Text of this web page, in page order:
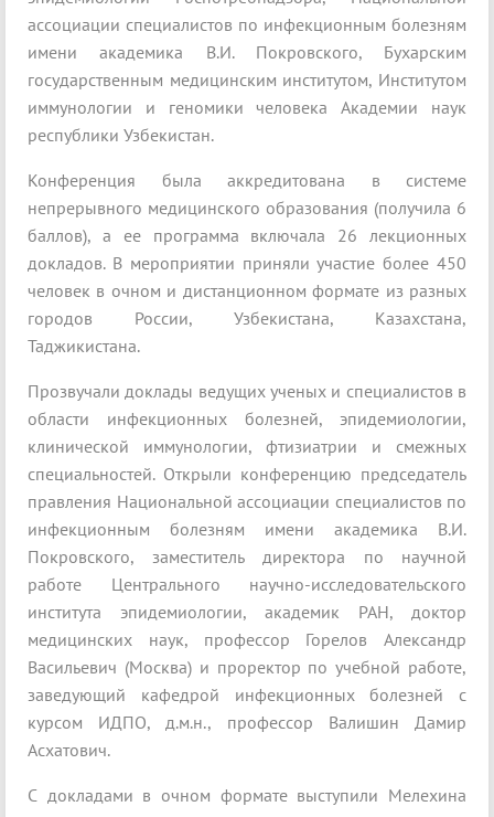
ассоциации специалистов по инфекционным болезням
имени академика В.И. Покровского, Бухарским
государственным медицинским институтом, Институтом
иммунологии и геномики человека Академии наук
республики Узбекистан.
Конференция была аккредитована в системе
непрерывного медицинского образования (получила 6
баллов), а ее программа включала 26 лекционных
докладов. В мероприятии приняли участие более 450
человек в очном и дистанционном формате из разных
городов России, Узбекистана, Казахстана,
Таджикистана.
Прозвучали доклады ведущих ученых и специалистов в
области инфекционных болезней, эпидемиологии,
клинической иммунологии, фтизиатрии и смежных
специальностей. Открыли конференцию председатель
правления Национальной ассоциации специалистов по
инфекционным болезням имени академика В.И.
Покровского, заместитель директора по научной
работе Центрального научно-исследовательского
института эпидемиологии, академик РАН, доктор
медицинских наук, профессор Горелов Александр
Васильевич (Москва) и проректор по учебной работе,
заведующий кафедрой инфекционных болезней с
курсом ИДПО, д.м.н., профессор Валишин Дамир
Асхатович.
С докладами в очном формате выступили Мелехина